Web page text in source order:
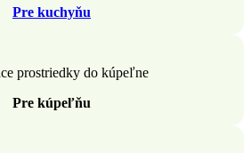
Pre kuchyňu
Pre kúpeľňu